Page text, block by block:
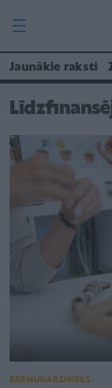
Jaunākie raksti
BĒRNUDĀRZNIEKS